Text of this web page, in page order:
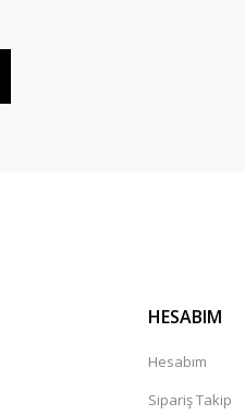
HESABIM
Hesabım
Sipariş Takip